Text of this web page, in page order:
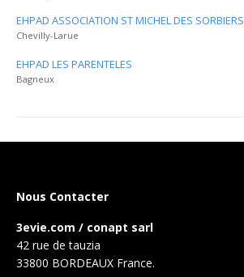
EHPAD ASSOCIATION ST MICHEL DES SORBIERS
Chevilly-Larue
EHPAD LES PARENTELES
Bagneux
Nous Contacter
3evie.com / conapt sarl
42 rue de tauzia
33800 BORDEAUX France.